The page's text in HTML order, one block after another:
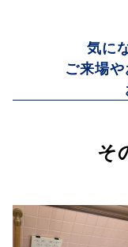
気に
ご来場
そ